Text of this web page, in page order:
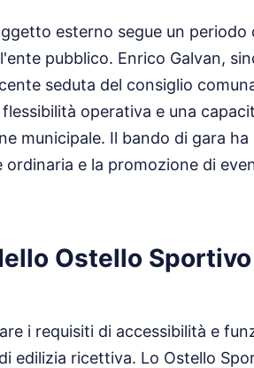
esterno segue un periodo
pubblico. Enrico Galvan,
seduta del consiglio
operativa e una
municipale. Il bando di gara ha
e la promozione di
Ostello
i requisiti di accessibilità e
edilizia ricettiva. Lo Ostello